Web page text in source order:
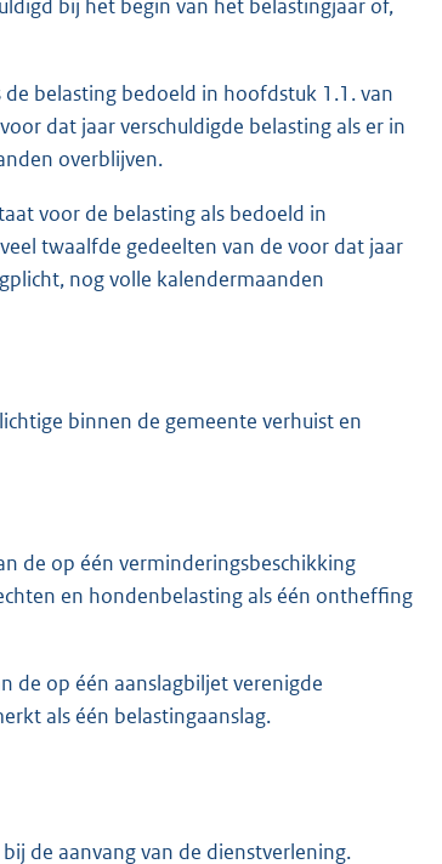
bij het begin van het belastingjaar of,
belasting bedoeld in hoofdstuk 1.1. van
dat jaar verschuldigde belasting als er in
overblijven.
voor de belasting als bedoeld in
twaalfde gedeelten van de voor dat jaar
nog volle kalendermaanden
binnen de gemeente verhuist en
de op één verminderingsbeschikking
en hondenbelasting als één ontheffing
de op één aanslagbiljet verenigde
als één belastingaanslag.
de aanvang van de dienstverlening.